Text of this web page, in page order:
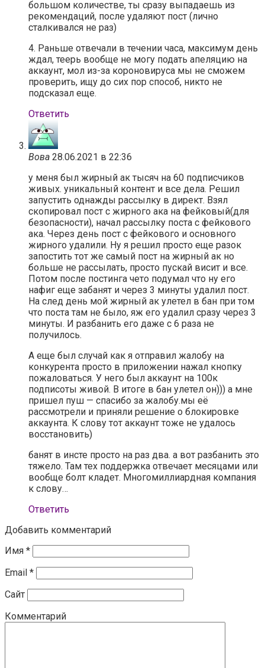
большом количестве, ты сразу выпадаешь из
рекомендаций, после удаляют пост (лично
сталкивался не раз)
4. Раньше отвечали в течении часа, максимум день
ждал, теерь вообще не могу подать апеляцию на
аккаунт, мол из-за короновируса мы не сможем
проверить, ищу до сих пор способ, никто не
подсказал еще.
Ответить
Вова 28.06.2021 в 22:36
у меня был жирный ак тысяч на 60 подписчиков
живых. уникальный контент и все дела. Решил
запустить однажды рассылку в директ. Взял
скопировал пост с жирного ака на фейковый(для
безопасности), начал рассылку поста с фейкового
ака. Через день пост с фейкового и основного
жирного удалили. Ну я решил просто еще разок
запостить тот же самый пост на жирный ак но
больше не рассылать, просто пускай висит и все.
Потом после постинга чето подумал что ну его
нафиг еще забанят и через 3 минуты удалил пост.
На след день мой жирный ак улетел в бан при том
что поста там не было, яж его удалил сразу через 3
минуты. И разбанить его даже с 6 раза не
получилось.
А еще был случай как я отправил жалобу на
конкурента просто в приложении нажал кнопку
пожаловаться. У него был аккаунт на 100к
подписоты живой. В итоге в бан улетел он))) а мне
пришел пуш — спасибо за жалобу.мы её
рассмотрели и приняли решение о блокировке
аккаунта. К слову тот аккаунт тоже не удалось
восстановить)
банят в инсте просто на раз два. а вот разбанить это
тяжело. Там тех поддержка отвечает месяцами или
вообще болт кладет. Многомиллиардная компания
к слову…
Ответить
Добавить комментарий
Имя *
Email *
Сайт
Комментарий